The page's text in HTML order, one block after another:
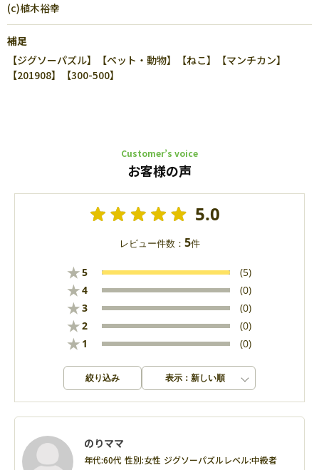
(c)植木裕幸
補足
【ジグソーパズル】【ペット・動物】【ねこ】【マンチカン】
【201908】【300-500】
Customer’s voice
お客様の声
5.0
レビュー件数： 5件
★5 (5)
★4 (0)
★3 (0)
★2 (0)
★ 1 (0)
絞り込み 表示：新しい順
のりママ
年代:60代 性別:女性 ジグソーパズルレベル:中級者